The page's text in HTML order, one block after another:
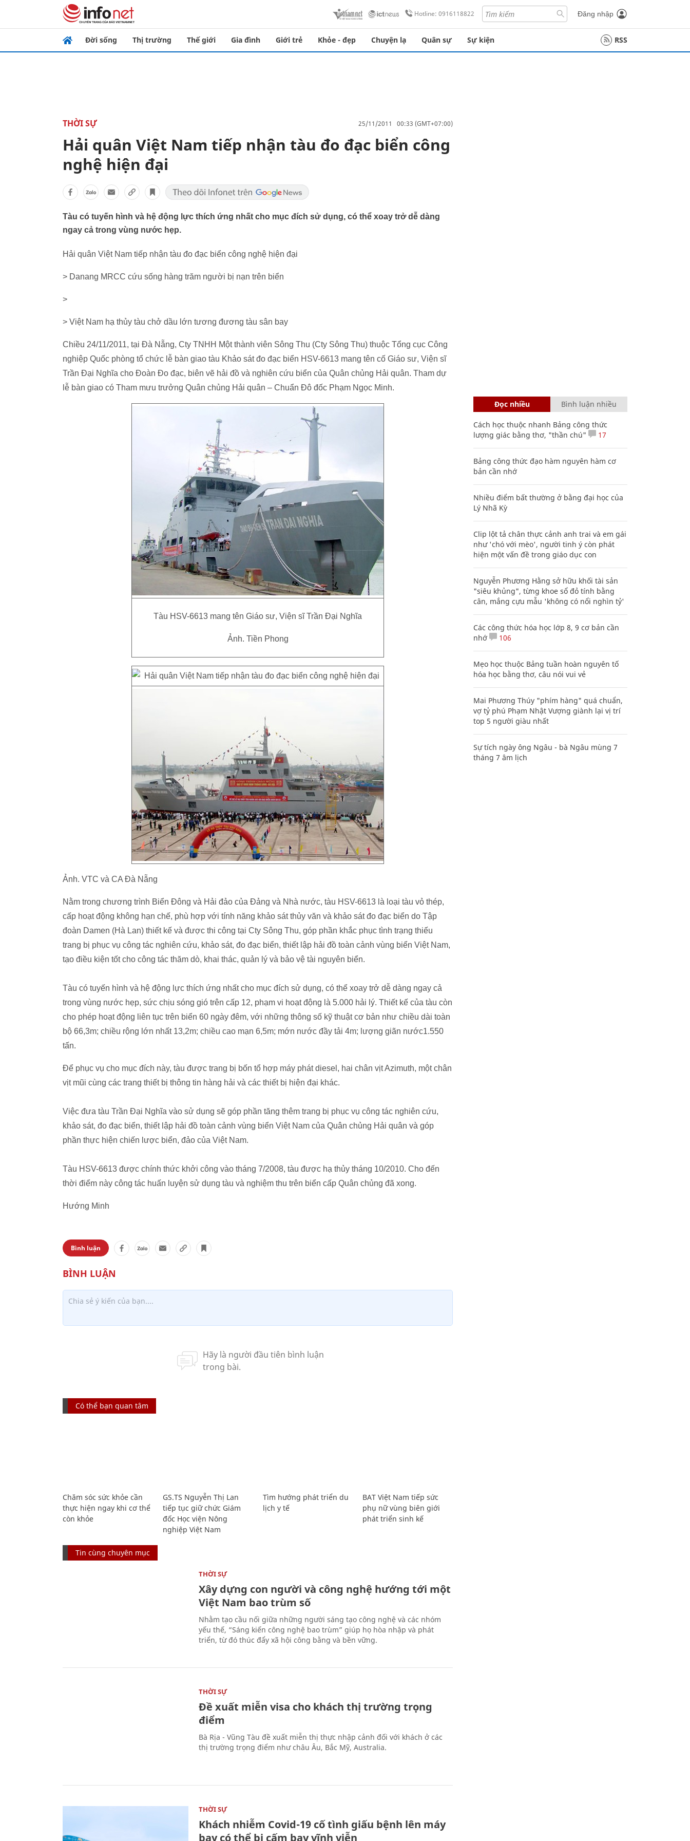
Hotline: 0916118822 Đăng nhập
Đời sống Thị trường Thế giới Gia đình Giới trẻ Khỏe - đẹp Chuyện lạ Quân sự Sự kiện RSS
THỜI SỰ 25/11/2011 00:33 (GMT+07:00)
Hải quân Việt Nam tiếp nhận tàu đo đạc biển công
nghệ hiện đại
Tàu có tuyến hình và hệ động lực thích ứng nhất cho mục đích sử dụng, có thể xoay trở dễ dàng
ngay cả trong vùng nước hẹp.
Hải quân Việt Nam tiếp nhận tàu đo đạc biển công nghệ hiện đại
> Danang MRCC cứu sống hàng trăm người bị nạn trên biển
>
> Việt Nam hạ thủy tàu chở dầu lớn tương đương tàu sân bay
Chiều 24/11/2011, tại Đà Nẵng, Cty TNHH Một thành viên Sông Thu (Cty Sông Thu) thuộc Tổng cục Công
nghiệp Quốc phòng tổ chức lễ bàn giao tàu Khảo sát đo đạc biển HSV-6613 mang tên cố Giáo sư, Viện sĩ
Trần Đại Nghĩa cho Đoàn Đo đạc, biên vẽ hải đồ và nghiên cứu biển của Quân chủng Hải quân. Tham dự
lễ bàn giao có Tham mưu trưởng Quân chủng Hải quân – Chuẩn Đô đốc Phạm Ngọc Minh.
Tàu HSV-6613 mang tên Giáo sư, Viện sĩ Trần Đại Nghĩa
Ảnh. Tiền Phong
Ảnh. VTC và CA Đà Nẵng
Nằm trong chương trình Biển Đông và Hải đảo của Đảng và Nhà nước, tàu HSV-6613 là loại tàu vỏ thép,
cấp hoạt động không hạn chế, phù hợp với tính năng khảo sát thủy văn và khảo sát đo đạc biển do Tập
đoàn Damen (Hà Lan) thiết kế và được thi công tại Cty Sông Thu, góp phần khắc phục tình trạng thiếu
trang bị phục vụ công tác nghiên cứu, khảo sát, đo đạc biển, thiết lập hải đồ toàn cảnh vùng biển Việt Nam,
tạo điều kiện tốt cho công tác thăm dò, khai thác, quản lý và bảo vệ tài nguyên biển.
Tàu có tuyến hình và hệ động lực thích ứng nhất cho mục đích sử dụng, có thể xoay trở dễ dàng ngay cả
trong vùng nước hẹp, sức chịu sóng gió trên cấp 12, phạm vi hoạt động là 5.000 hải lý. Thiết kế của tàu còn
cho phép hoạt động liên tục trên biển 60 ngày đêm, với những thông số kỹ thuật cơ bản như chiều dài toàn
bộ 66,3m; chiều rộng lớn nhất 13,2m; chiều cao mạn 6,5m; mớn nước đầy tải 4m; lượng giãn nước1.550
tấn.
Để phục vụ cho mục đích này, tàu được trang bị bốn tổ hợp máy phát diesel, hai chân vịt Azimuth, một chân
vịt mũi cùng các trang thiết bị thông tin hàng hải và các thiết bị hiện đại khác.
Việc đưa tàu Trần Đại Nghĩa vào sử dụng sẽ góp phần tăng thêm trang bị phục vụ công tác nghiên cứu,
khảo sát, đo đạc biển, thiết lập hải đồ toàn cảnh vùng biển Việt Nam của Quân chủng Hải quân và góp
phần thực hiện chiến lược biển, đảo của Việt Nam.
Tàu HSV-6613 được chính thức khởi công vào tháng 7/2008, tàu được hạ thủy tháng 10/2010. Cho đến
thời điểm này công tác huấn luyện sử dụng tàu và nghiệm thu trên biển cấp Quân chủng đã xong.
Hướng Minh
Bình luận
Có thể bạn quan tâm
Chăm sóc sức khỏe cần
thực hiện ngay khi cơ thể
còn khỏe
GS.TS Nguyễn Thị Lan
tiếp tục giữ chức Giám
đốc Học viện Nông
nghiệp Việt Nam
Tìm hướng phát triển du
lịch y tế
BAT Việt Nam tiếp sức
phụ nữ vùng biên giới
phát triển sinh kế
Tin cùng chuyên mục
THỜI SỰ
Xây dựng con người và công nghệ hướng tới một
Việt Nam bao trùm số
Nhằm tạo cầu nối giữa những người sáng tạo công nghệ và các nhóm
yếu thế, “Sáng kiến công nghệ bao trùm” giúp họ hòa nhập và phát
triển, từ đó thúc đẩy xã hội công bằng và bền vững.
THỜI SỰ
Đề xuất miễn visa cho khách thị trường trọng
điểm
Bà Rịa - Vũng Tàu đề xuất miễn thị thực nhập cảnh đối với khách ở các
thị trường trọng điểm như châu Âu, Bắc Mỹ, Australia.
THỜI SỰ
Khách nhiễm Covid-19 cố tình giấu bệnh lên máy
bay có thể bị cấm bay vĩnh viễn
Đọc nhiều Bình luận nhiều
Cách học thuộc nhanh Bảng công thức
lượng giác bằng thơ, "thần chú"
17
Bảng công thức đạo hàm nguyên hàm cơ
bản cần nhớ
Nhiều điểm bất thường ở bằng đại học của
Lý Nhã Kỳ
Clip lột tả chân thực cảnh anh trai và em gái
như 'chó với mèo', người tinh ý còn phát
hiện một vấn đề trong giáo dục con
Nguyễn Phương Hằng sở hữu khối tài sản
"siêu khủng", từng khoe sổ đỏ tính bằng
cân, mắng cựu mẫu 'không có nổi nghìn tỷ'
Các công thức hóa học lớp 8, 9 cơ bản cần
nhớ
106
Mẹo học thuộc Bảng tuần hoàn nguyên tố
hóa học bằng thơ, câu nói vui vẻ
Mai Phương Thúy "phím hàng" quá chuẩn,
vợ tỷ phú Phạm Nhật Vượng giành lại vị trí
top 5 người giàu nhất
Sự tích ngày ông Ngâu - bà Ngâu mùng 7
tháng 7 âm lịch